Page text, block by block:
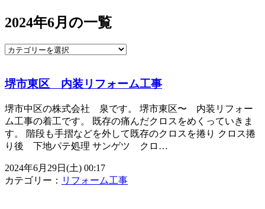
2024年6月の一覧
堺市東区 内装リフォーム工事
堺市中区の株式会社 泉です。 堺市東区〜 内装リフォー
ム工事の着工です。 既存の痛んだクロスをめくっていきま
す。 階段も手摺などを外して既存のクロスを捲り クロス捲
り後 下地パテ処理 サンゲツ クロ…
2024年6月29日(土) 00:17
カテゴリー： リフォーム工事